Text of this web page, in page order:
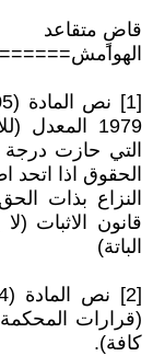
قاضٍ متقاعد
1979
التي حازت
الحقوق اذا
قانون الاثبات
الباتة)
(قرارات المحكمة
كافة).